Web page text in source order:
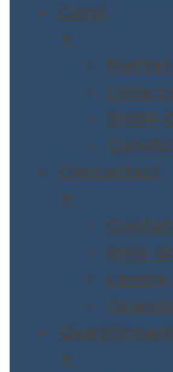
Corsi
▼
Lista
SHOP
Contattaci
▼
Invio
▼